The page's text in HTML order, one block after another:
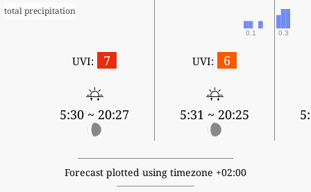
total precipitation
0.1 0.3
UVI: 7
5:30 ~ 20:27
UVI: 6
5:31 ~ 20:25
Forecast plotted using timezone +02:00